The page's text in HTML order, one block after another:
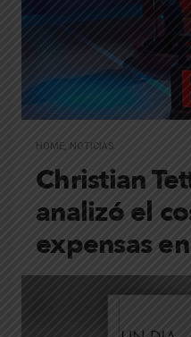
HOME, NOTICIAS
Christian
analizó el
expensas